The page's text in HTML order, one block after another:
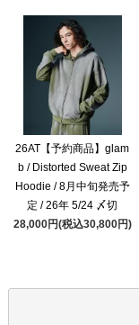
26AT【予約商品】glam
b / Distorted Sweat Zip
Hoodie / 8月中旬発売予
定 / 26年 5/24 〆切
28,000円(税込30,800円)